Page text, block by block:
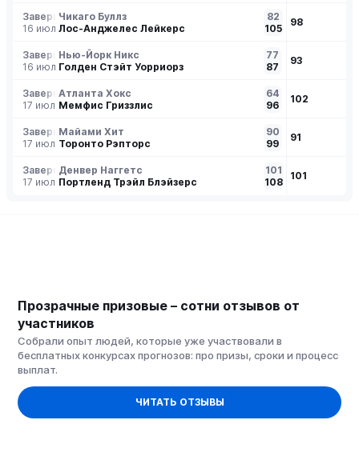
Завершен
16 июл
Чикаго Буллз
Лос-Анджелес Лейкерс
82
105
98
Завершен
16 июл
Нью-Йорк Никс
Голден Стэйт Уорриорз
77
87
93
Завершен
17 июл
Атланта Хокс
Мемфис Гриззлис
64
96
102
Завершен
17 июл
Майами Хит
Торонто Рэпторс
90
99
91
Завершен
17 июл
Денвер Наггетс
Портленд Трэйл Блэйзерс
101
108
101
Прозрачные призовые – сотни отзывов от
участников
Собрали опыт людей, которые уже участвовали в
бесплатных конкурсах прогнозов: про призы, сроки и процесс
выплат.
ЧИТАТЬ ОТЗЫВЫ